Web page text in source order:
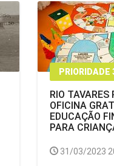
PRIORIDADE
RIO TAVARES
OFICINA
EDUCAÇÃO
PARA
31/03/2023